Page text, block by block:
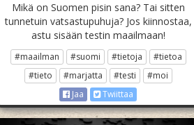
Mikä on Suomen pisin sana? Tai sitten
tunnetuin vatsastupuhuja? Jos kiinnostaa,
astu sisään testin maailmaan!
#maailman #suomi #tietoja
#tietoa
#tieto
#marjatta #testi
#moi
Jaa
Twiittaa